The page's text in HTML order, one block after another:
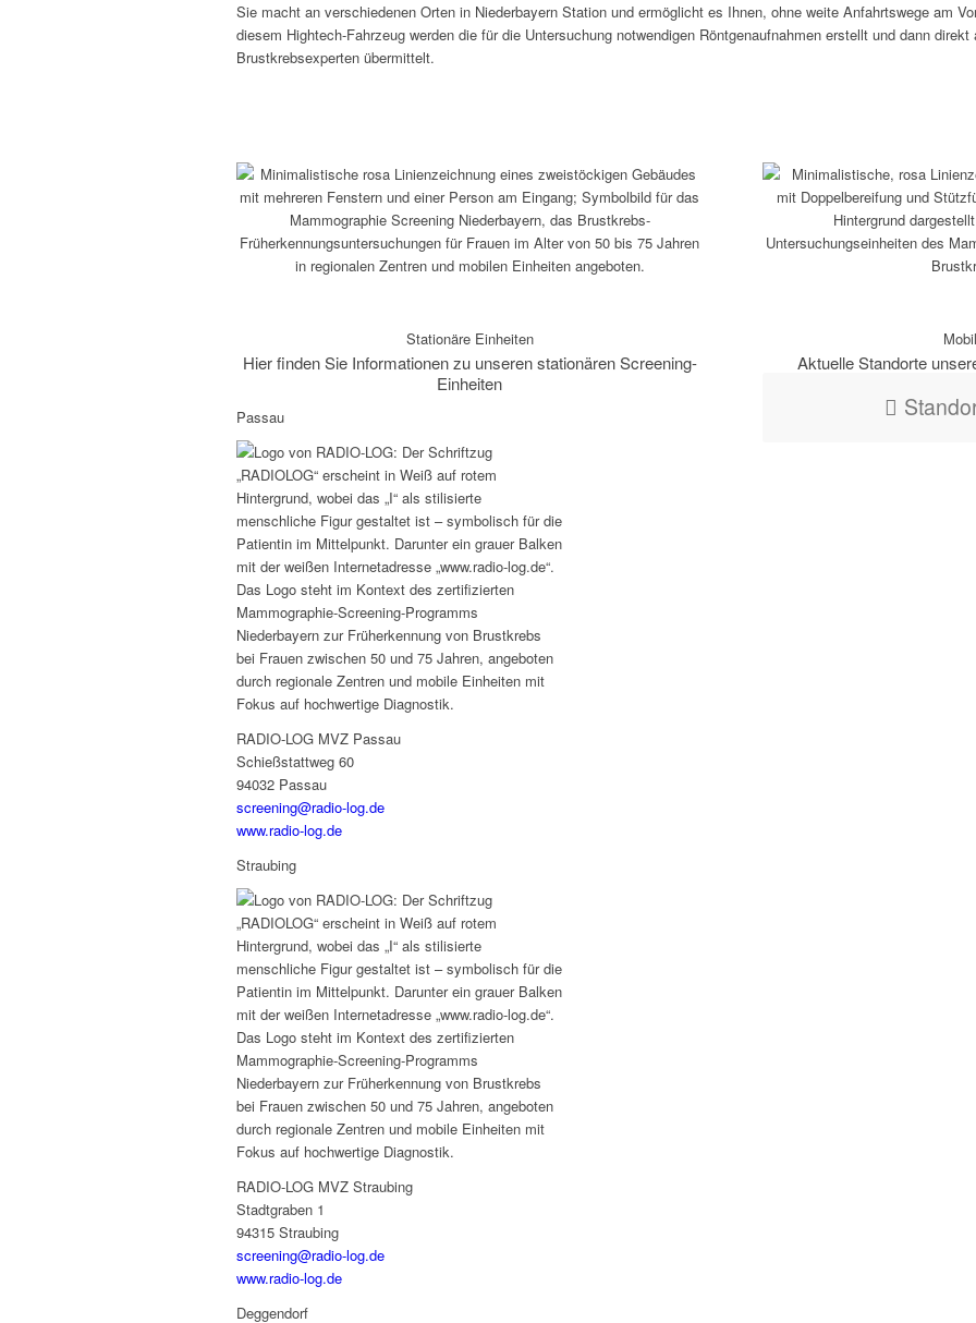
Sie macht an verschiedenen Orten in Niederbayern Station und ermöglicht es Ihnen, ohne weite Anfahrtswege am
diesem Hightech-Fahrzeug werden die für die Untersuchung notwendigen Röntgenaufnahmen erstellt und dann
Brustkrebsexperten übermittelt.
Stationäre Einheiten
Hier finden Sie Informationen zu unseren stationären Screening-
Einheiten
Passau
RADIO-LOG MVZ Passau
Schießstattweg 60
94032 Passau
screening@radio-log.de
www.radio-log.de
Straubing
RADIO-LOG MVZ Straubing
Stadtgraben 1
94315 Straubing
screening@radio-log.de
www.radio-log.de
Deggendorf
Aktuelle Standorte